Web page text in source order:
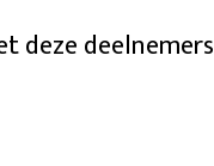
deze deelnemers